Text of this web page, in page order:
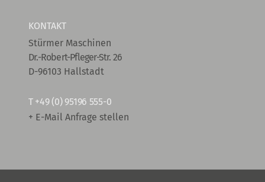
KONTAKT
Stürmer Maschinen
Dr.-Robert-Pfleger-Str. 26
D-96103 Hallstadt
T +49 (0) 95196 555-0
+ E-Mail Anfrage stellen